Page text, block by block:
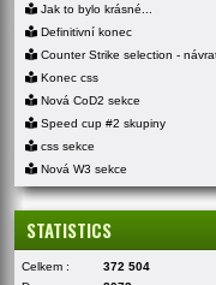
Jak to bylo krásné...
Definitivní konec
Counter Strike selection -
Konec css
Nová CoD2 sekce
Speed cup #2 skupiny
css sekce
Nová W3 sekce
STATISTICS
Celkem :
372 504